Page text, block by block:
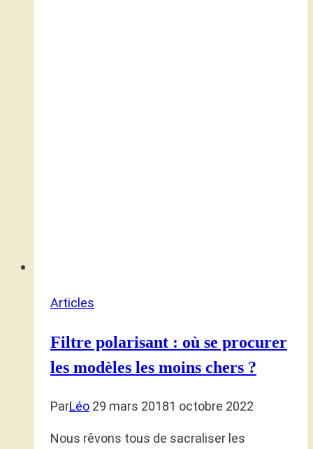
Articles
Filtre polarisant : où se procurer
les modèles les moins chers ?
ParLéo 29 mars 20181 octobre 2022
Nous rêvons tous de sacraliser les